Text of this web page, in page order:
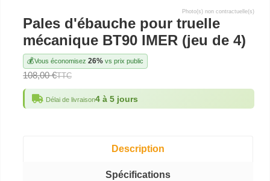
Photo(s) non contractuelle(s)
Pales d'ébauche pour truelle
mécanique BT90 IMER (jeu de 4)
💰Vous économisez 26% vs prix public
108,00 €TTC
Délai de livraison4 à 5 jours
Description
Spécifications